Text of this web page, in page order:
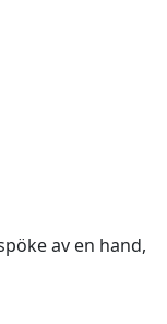
av en hand,